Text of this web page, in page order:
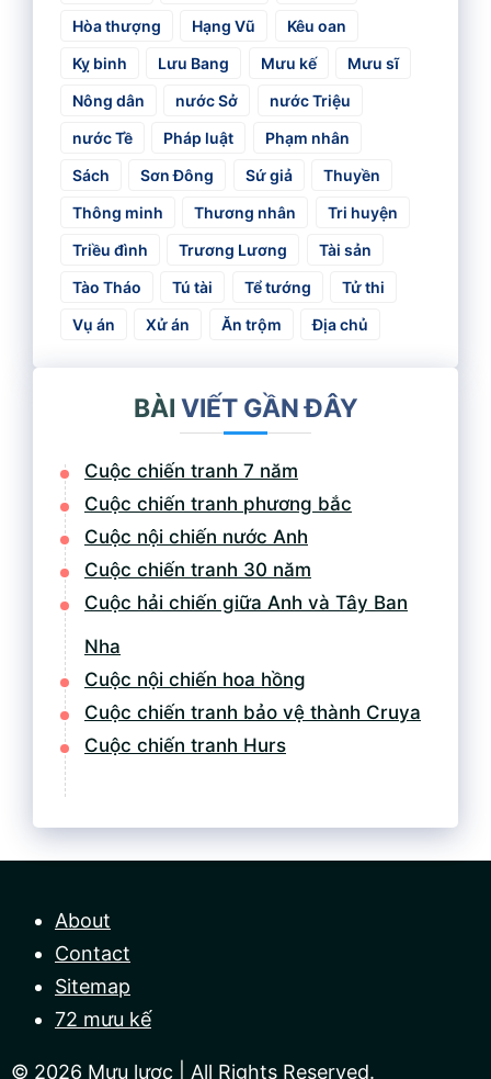
Hòa thượng
Hạng Vũ
Kêu oan
Kỵ binh
Lưu Bang Mưu kế
Mưu sĩ
Nông dân
nước Sở
nước Triệu
nước Tề
Pháp luật
Phạm nhân
Sách
Sơn Đông Sứ giả
Thuyền
Thông minh
Thương nhân
Tri huyện
Triều đình
Trương Lương
Tài sản
Tào Tháo
Tú tài Tể tướng
Tử thi
Vụ án
Xử án Ăn trộm Địa chủ
BÀI VIẾT GẦN ĐÂY
Cuộc chiến tranh 7 năm
Cuộc chiến tranh phương bắc
Cuộc nội chiến nước Anh
Cuộc chiến tranh 30 năm
Cuộc hải chiến giữa Anh và Tây Ban
Nha
Cuộc nội chiến hoa hồng
Cuộc chiến tranh bảo vệ thành Cruya
Cuộc chiến tranh Hurs
About
Contact
Sitemap
72 mưu kế
© 2026 Mưu lược | All Rights Reserved.